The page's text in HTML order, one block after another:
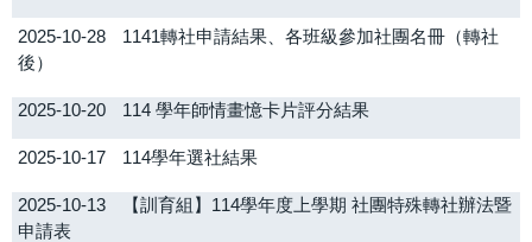
2025-10-28
1141轉社申請結果、各班級參加社團名冊（轉社
後）
2025-10-20 114 學年師情畫憶卡片評分結果
2025-10-17 114學年選社結果
2025-10-13
【訓育組】114學年度上學期 社團特殊轉社辦法暨
申請表